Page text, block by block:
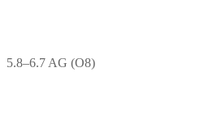
5.8–6.7 AG (O8)